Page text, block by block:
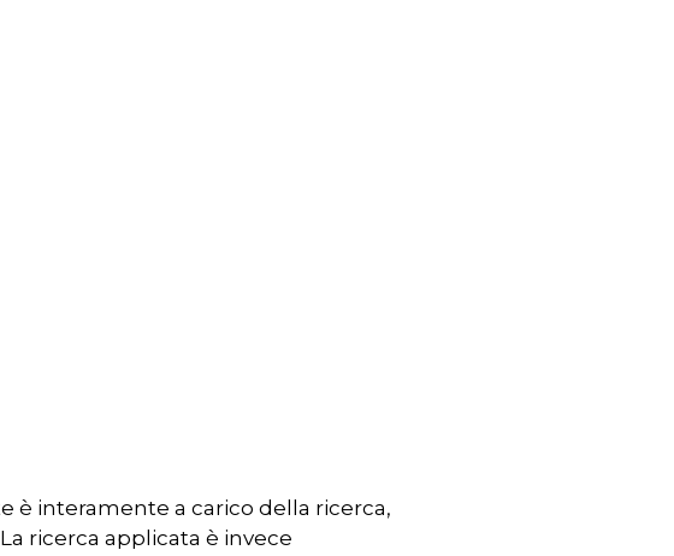
è interamente a carico della ricerca,
ricerca applicata è invece